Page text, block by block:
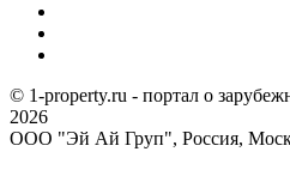
© 1-property.ru - портал о
2026
ООО "Эй Ай Груп", Россия,